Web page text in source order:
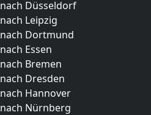
Düsseldorf
Leipzig
Dortmund
Essen
Bremen
Dresden
Hannover
Nürnberg